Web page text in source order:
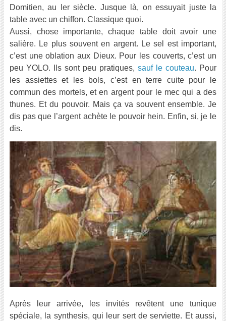
Domitien, au Ier siècle. Jusque là, on essuyait juste la
table avec un chiffon. Classique quoi.
Aussi, chose importante, chaque table doit avoir une
salière. Le plus souvent en argent. Le sel est important,
c’est une oblation aux Dieux. Pour les couverts, c’est un
peu YOLO. Ils sont peu pratiques,sauf le couteau. Pour
les assiettes et les bols, c’est en terre cuite pour le
commun des mortels, et en argent pour le mec qui a des
thunes. Et du pouvoir. Mais ça va souvent ensemble. Je
dis pas que l’argent achète le pouvoir hein. Enfin, si, je le
dis.
Après leur arrivée, les invités revêtent une tunique
spéciale, la synthesis, qui leur sert de serviette. Et aussi,